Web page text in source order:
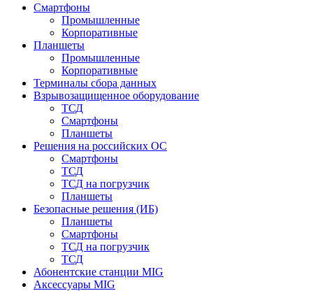
Смартфоны
Промышленные
Корпоративные
Планшеты
Промышленные
Корпоративные
Терминалы сбора данных
Взрывозащищенное оборудование
ТСД
Смартфоны
Планшеты
Решения на российских ОС
Смартфоны
ТСД
ТСД на погрузчик
Планшеты
Безопасные решения (ИБ)
Планшеты
Смартфоны
ТСД на погрузчик
ТСД
Абонентские станции MIG
Аксессуары MIG